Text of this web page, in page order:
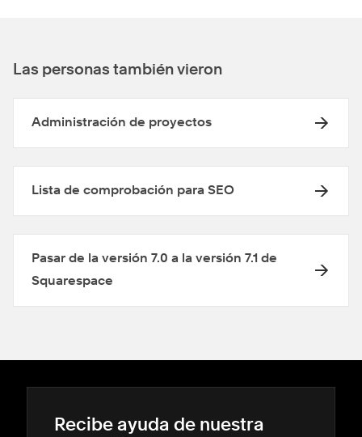
Las personas también vieron
Administración de proyectos
Lista de comprobación para SEO
Pasar de la versión 7.0 a la versión 7.1 de
Squarespace
Recibe ayuda de nuestra